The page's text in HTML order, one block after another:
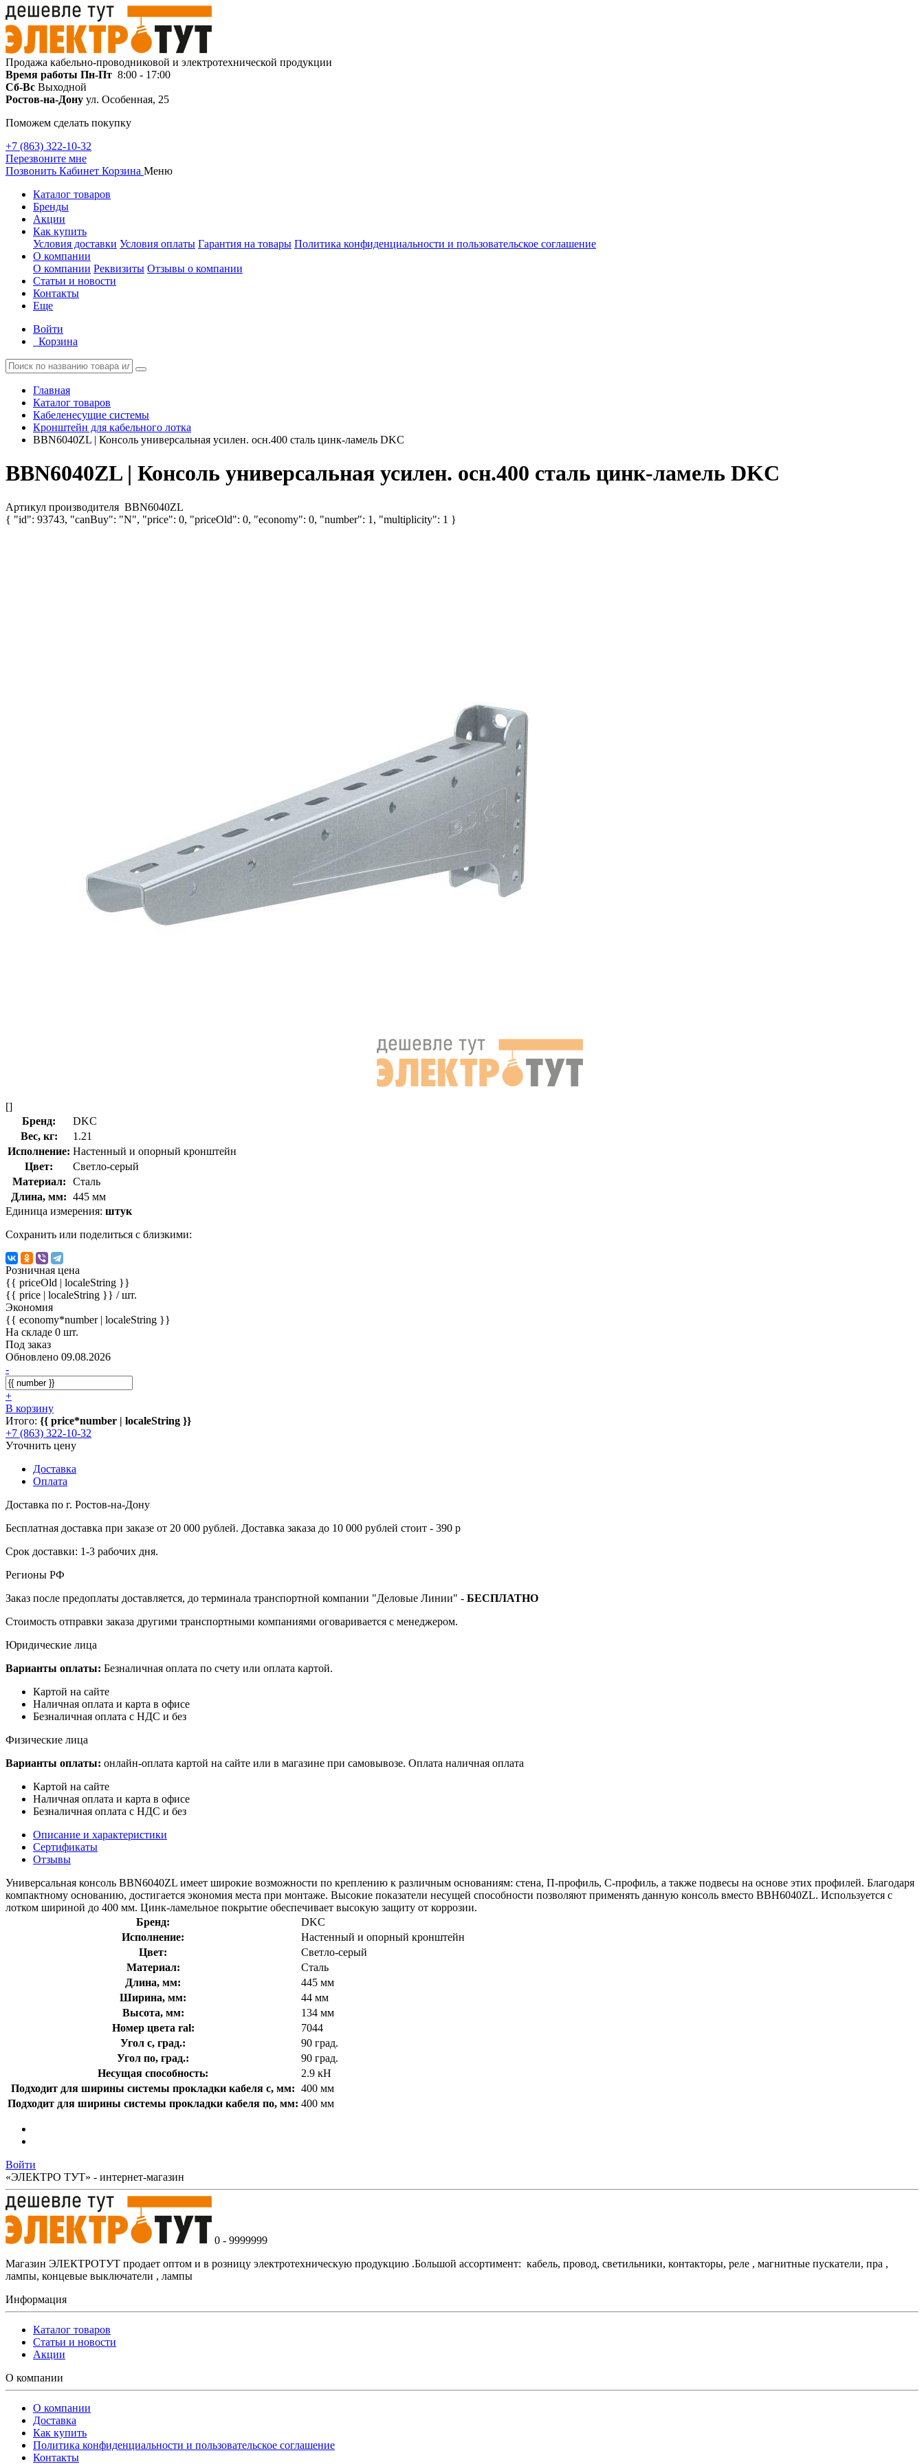
Продажа кабельно-проводниковой и электротехнической продукции
Время работы Пн-Пт 8:00 - 17:00
Сб-Вс Выходной
Ростов-на-Дону ул. Особенная, 25
Поможем сделать покупку
+7 (863) 322-10-32
Перезвоните мне
Позвонить Кабинет Корзина Меню
Каталог товаров
Бренды
Акции
Как купить
Условия доставки Условия оплаты Гарантия на товары Политика конфиденциальности и пользовательское соглашение
О компании
О компании Реквизиты Отзывы о компании
Статьи и новости
Контакты
Еще
Войти
Корзина
Главная
Каталог товаров
Кабеленесущие системы
Кронштейн для кабельного лотка
BBN6040ZL | Консоль универсальная усилен. осн.400 сталь цинк-ламель DKC
BBN6040ZL | Консоль универсальная усилен. осн.400 сталь цинк-ламель DKC
Артикул производителя BBN6040ZL
{ "id": 93743, "canBuy": "N", "price": 0, "priceOld": 0, "economy": 0, "number": 1, "multiplicity": 1 }
[]
Бренд:
DKC
Вес, кг:
1.21
Исполнение: Настенный и опорный кронштейн
Цвет:
Светло-серый
Материал:
Сталь
Длина, мм: 445 мм
Единица измерения: штук
Сохранить или поделиться с близкими:
Розничная цена
{{ priceOld | localeString }}
{{ price | localeString }} / шт.
Экономия
{{ economy*number | localeString }}
На складе 0 шт.
Под заказ
Обновлено 09.08.2026
-
+
В корзину
Итого: {{ price*number | localeString }}
+7 (863) 322-10-32
Уточнить цену
Доставка
Оплата
Доставка по г. Ростов-на-Дону
Бесплатная доставка при заказе от 20 000 рублей. Доставка заказа до 10 000 рублей стоит - 390 р
Срок доставки: 1-3 рабочих дня.
Регионы РФ
Заказ после предоплаты доставляется, до терминала транспортной компании "Деловые Линии" - БЕСПЛАТНО
Стоимость отправки заказа другими транспортными компаниями оговаривается с менеджером.
Юридические лица
Варианты оплаты: Безналичная оплата по счету или оплата картой.
Картой на сайте
Наличная оплата и карта в офисе
Безналичная оплата с НДС и без
Физические лица
Варианты оплаты: онлайн-оплата картой на сайте или в магазине при самовывозе. Оплата наличная оплата
Картой на сайте
Наличная оплата и карта в офисе
Безналичная оплата с НДС и без
Описание и характеристики
Сертификаты
Отзывы
Универсальная консоль BBN6040ZL имеет широкие возможности по креплению к различным основаниям: стена, П-профиль, С-профиль, а также подвесы на основе этих профилей. Благодаря
компактному основанию, достигается экономия места при монтаже. Высокие показатели несущей способности позволяют применять данную консоль вместо BBH6040ZL. Используется с
лотком шириной до 400 мм. Цинк-ламельное покрытие обеспечивает высокую защиту от коррозии.
Бренд:
DKC
Исполнение:
Настенный и опорный кронштейн
Цвет:
Светло-серый
Материал:
Сталь
Длина, мм:
445 мм
Ширина, мм:
44 мм
Высота, мм:
134 мм
Номер цвета ral:
7044
Угол с, град.:
90 град.
Угол по, град.:
90 град.
Несущая способность:
2.9 кН
Подходит для ширины системы прокладки кабеля с, мм: 400 мм
Подходит для ширины системы прокладки кабеля по, мм: 400 мм
Войти
«ЭЛЕКТРО ТУТ» - интернет-магазин
0 - 9999999
Магазин ЭЛЕКТРОТУТ продает оптом и в розницу электротехническую продукцию .Большой ассортимент: кабель, провод, светильники, контакторы, реле , магнитные пускатели, пра ,
лампы, концевые выключатели , лампы
Информация
Каталог товаров
Статьи и новости
Акции
О компании
О компании
Доставка
Как купить
Политика конфиденциальности и пользовательское соглашение
Контакты